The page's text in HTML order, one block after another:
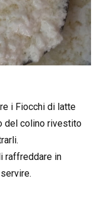
i Fiocchi di latte
del colino rivestito
raffreddare in